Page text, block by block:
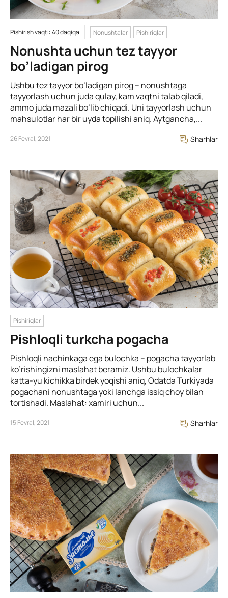
Pishirish vaqti: 40 daqiqa Nonushtalar Pishiriqlar
Nonushta uchun tez tayyor
bo’ladigan pirog
Ushbu tez tayyor bo’ladigan pirog – nonushtaga
tayyorlash uchun juda qulay, kam vaqtni talab qiladi,
ammo juda mazali bo’lib chiqadi. Uni tayyorlash uchun
mahsulotlar har bir uyda topilishi aniq. Aytgancha,...
26 Fevral, 2021 Sharhlar
Pishiriqlar
Pishloqli turkcha pogacha
Pishloqli nachinkaga ega bulochka – pogacha tayyorlab
ko’rishingizni maslahat beramiz. Ushbu bulochkalar
katta-yu kichikka birdek yoqishi aniq, Odatda Turkiyada
pogachani nonushtaga yoki lanchga issiq choy bilan
tortishadi. Maslahat: xamiri uchun...
15 Fevral, 2021 Sharhlar